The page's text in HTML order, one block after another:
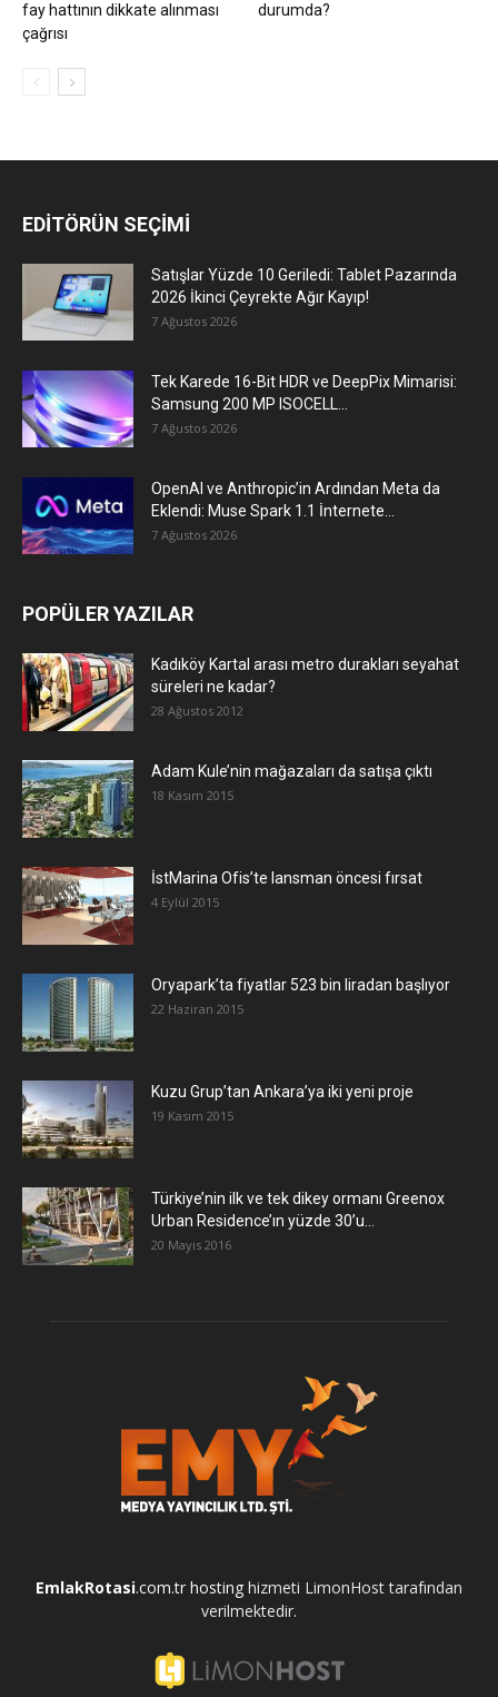
fay hattının dikkate alınması
çağrısı
durumda?
EDİTÖRÜN SEÇİMİ
Satışlar Yüzde 10 Geriledi: Tablet Pazarında
2026 İkinci Çeyrekte Ağır Kayıp!
7 Ağustos 2026
Tek Karede 16-Bit HDR ve DeepPix Mimarisi:
Samsung 200 MP ISOCELL...
7 Ağustos 2026
OpenAI ve Anthropic’in Ardından Meta da
Eklendi: Muse Spark 1.1 İnternete...
7 Ağustos 2026
POPÜLER YAZILAR
Kadıköy Kartal arası metro durakları seyahat
süreleri ne kadar?
28 Ağustos 2012
Adam Kule’nin mağazaları da satışa çıktı
18 Kasım 2015
İstMarina Ofis’te lansman öncesi fırsat
4 Eylül 2015
Oryapark’ta fiyatlar 523 bin liradan başlıyor
22 Haziran 2015
​Kuzu Grup’tan Ankara’ya iki yeni proje
19 Kasım 2015
Türkiye’nin ilk ve tek dikey ormanı Greenox
Urban Residence’ın yüzde 30’u...
20 Mayıs 2016
EmlakRotasi.com.tr hosting hizmeti LimonHost tarafından
verilmektedir.